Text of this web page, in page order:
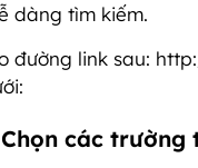
dàng tìm kiếm.
đường link sau:
các trường